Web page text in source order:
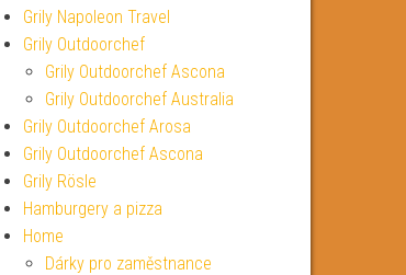
Grily Napoleon Travel
Grily Outdoorchef
Grily Outdoorchef Ascona
Grily Outdoorchef Australia
Grily Outdoorchef Arosa
Grily Outdoorchef Ascona
Grily Rösle
Hamburgery a pizza
Home
Dárky pro zaměstnance